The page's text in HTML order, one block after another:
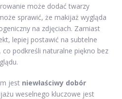
może dodać twarzy
sprawić, że makijaż wygląda
na zdjęciach. Zamiast
lepiej postawić na subtelne
podkreśli naturalne piękno bez
jest niewłaściwy dobór
weselnego kluczowe jest